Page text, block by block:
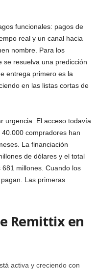
funcionales: pagos de
real y un canal hacia
nombre. Para los
se resuelva una predicción
entrega primero es la
en las listas cortas de
urgencia. El acceso todavía
compradores han
La financiación
de dólares y el total
millones. Cuando los
Las primeras
Remittix en
activa y creciendo con